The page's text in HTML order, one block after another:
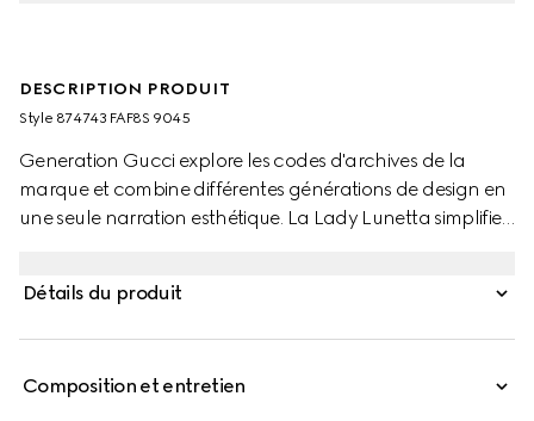
DESCRIPTION PRODUIT
Style ‎874743 FAF8S 9045
Generation Gucci explore les codes d'archives de la
marque et combine différentes générations de design en
une seule narration esthétique. La Lady Lunetta simplifie
en toile enduite Gucci Flora, avec une sangle
Détails du produit
Composition et entretien